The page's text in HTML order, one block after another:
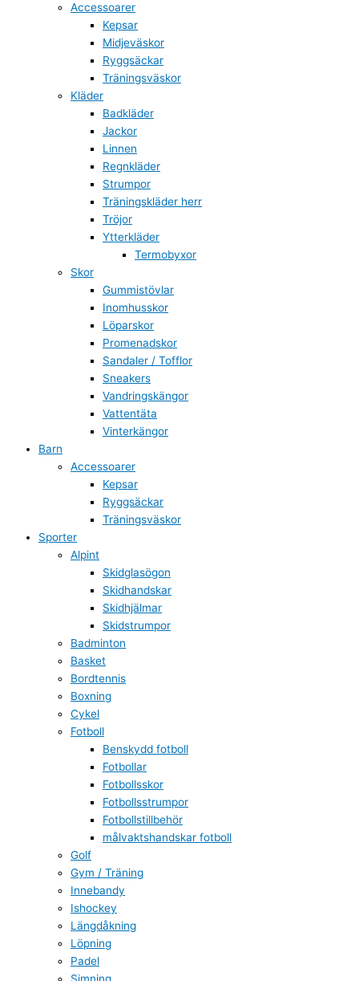
Accessoarer
Kepsar
Midjeväskor
Ryggsäckar
Träningsväskor
Kläder
Badkläder
Jackor
Linnen
Regnkläder
Strumpor
Träningskläder herr
Tröjor
Ytterkläder
Termobyxor
Skor
Gummistövlar
Inomhusskor
Löparskor
Promenadskor
Sandaler / Tofflor
Sneakers
Vandringskängor
Vattentäta
Vinterkängor
Barn
Accessoarer
Kepsar
Ryggsäckar
Träningsväskor
Sporter
Alpint
Skidglasögon
Skidhandskar
Skidhjälmar
Skidstrumpor
Badminton
Basket
Bordtennis
Boxning
Cykel
Fotboll
Benskydd fotboll
Fotbollar
Fotbollsskor
Fotbollsstrumpor
Fotbollstillbehör
målvaktshandskar fotboll
Golf
Gym / Träning
Innebandy
Ishockey
Längdåkning
Löpning
Padel